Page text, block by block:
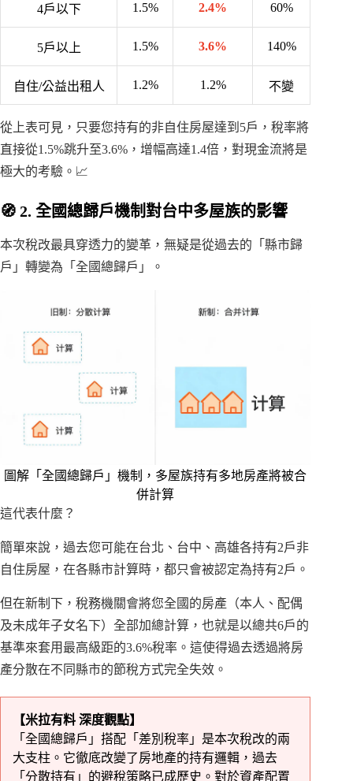
4戶以下 1.5% 2.4% 60%
5戶以上 1.5% 3.6% 140%
自住/公益出租人 1.2% 1.2% 不變
從上表可見，只要您持有的非自住房屋達到5戶，稅率將
直接從1.5%跳升至3.6%，增幅高達1.4倍，對現金流將是
極大的考驗。📈
🧭 2. 全國總歸戶機制對台中多屋族的影響
本次稅改最具穿透力的變革，無疑是從過去的「縣市歸
戶」轉變為「全國總歸戶」。
圖解「全國總歸戶」機制，多屋族持有多地房產將被合
併計算
這代表什麼？
簡單來說，過去您可能在台北、台中、高雄各持有2戶非
自住房屋，在各縣市計算時，都只會被認定為持有2戶。
但在新制下，稅務機關會將您全國的房產（本人、配偶
及未成年子女名下）全部加總計算，也就是以總共6戶的
基準來套用最高級距的3.6%稅率。這使得過去透過將房
產分散在不同縣市的節稅方式完全失效。
【米拉有料 深度觀點】
「全國總歸戶」搭配「差別稅率」是本次稅改的兩
大支柱。它徹底改變了房地產的持有邏輯，過去
「分散持有」的避稅策略已成歷史。對於資產配置